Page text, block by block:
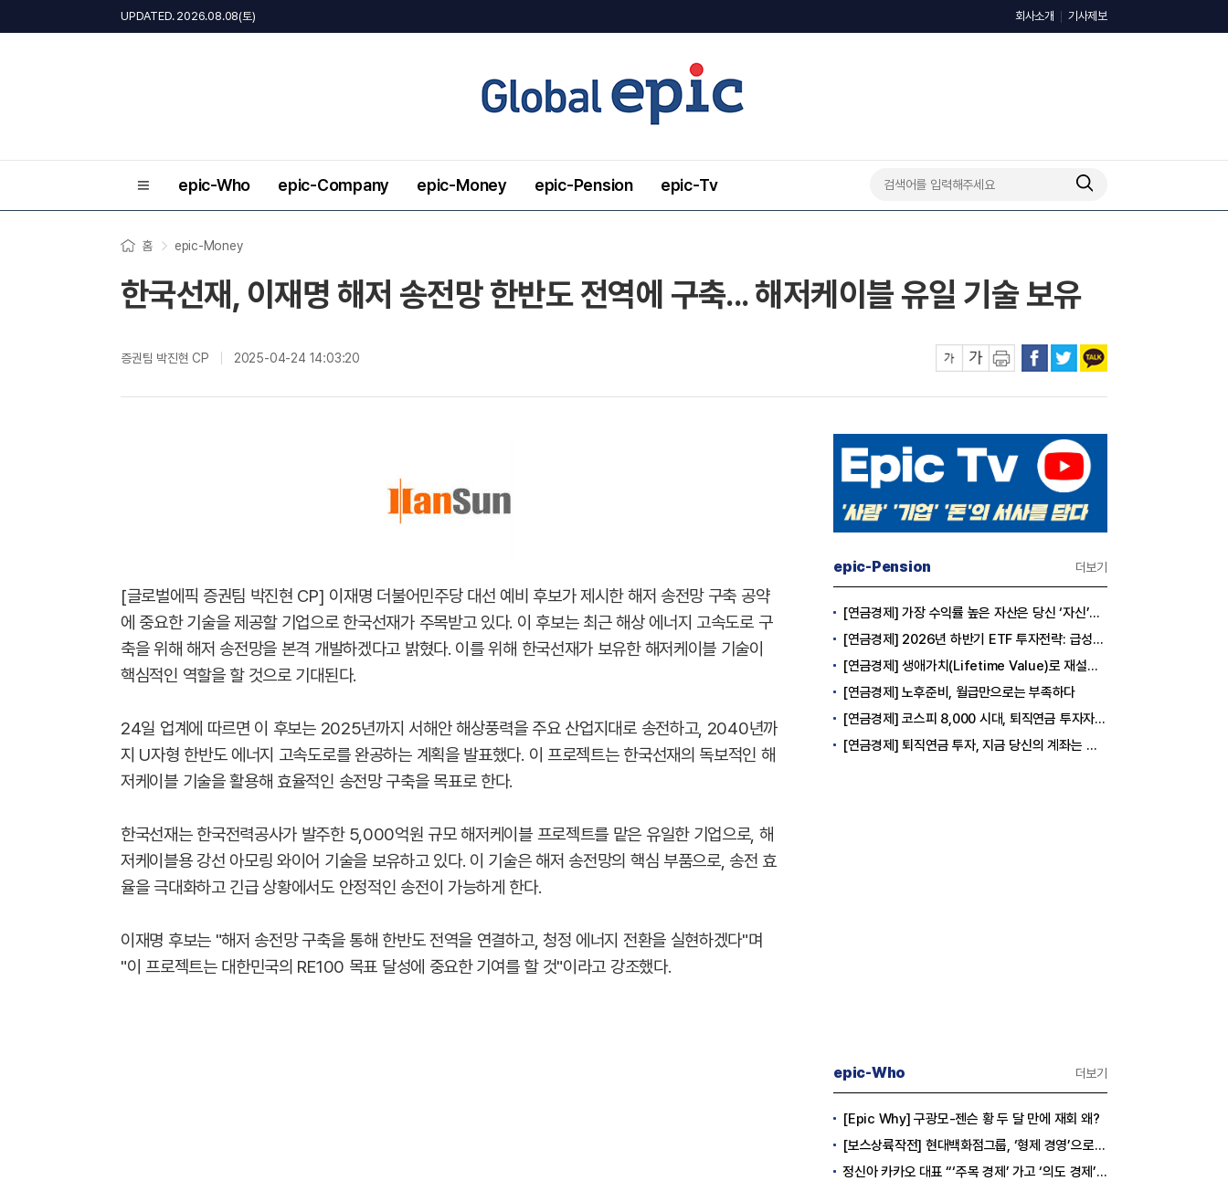
UPDATED. 2026.08.08(토) 회사소개 기사제보
epic-Who epic-Company epic-Money epic-Pension epic-Tv
홈 epic-Money
한국선재, 이재명 해저 송전망 한반도 전역에 구축... 해저케이블 유일 기술 보유
증권팀 박진현 CP 2025-04-24 14:03:20
[글로벌에픽 증권팀 박진현 CP] 이재명 더불어민주당 대선 예비 후보가 제시한 해저 송전망 구축 공약
에 중요한 기술을 제공할 기업으로 한국선재가 주목받고 있다. 이 후보는 최근 해상 에너지 고속도로 구
축을 위해 해저 송전망을 본격 개발하겠다고 밝혔다. 이를 위해 한국선재가 보유한 해저케이블 기술이
핵심적인 역할을 할 것으로 기대된다.
24일 업계에 따르면 이 후보는 2025년까지 서해안 해상풍력을 주요 산업지대로 송전하고, 2040년까
지 U자형 한반도 에너지 고속도로를 완공하는 계획을 발표했다. 이 프로젝트는 한국선재의 독보적인 해
저케이블 기술을 활용해 효율적인 송전망 구축을 목표로 한다.
한국선재는 한국전력공사가 발주한 5,000억원 규모 해저케이블 프로젝트를 맡은 유일한 기업으로, 해
저케이블용 강선 아모링 와이어 기술을 보유하고 있다. 이 기술은 해저 송전망의 핵심 부품으로, 송전 효
율을 극대화하고 긴급 상황에서도 안정적인 송전이 가능하게 한다.
이재명 후보는 "해저 송전망 구축을 통해 한반도 전역을 연결하고, 청정 에너지 전환을 실현하겠다"며
"이 프로젝트는 대한민국의 RE100 목표 달성에 중요한 기여를 할 것"이라고 강조했다.
epic-Pension 더보기
[연금경제] 가장 수익률 높은 자산은 당신 ‘자신’이다
[연금경제] 2026년 하반기 ETF 투자전략: 급성장의 상반기를 접고, 이제 '실적'이 가르는 하반기를 맞다
[연금경제] 생애가치(Lifetime Value)로 재설계하는 은퇴 후 안정적 생활보장과 평생소득 전략
[연금경제] 노후준비, 월급만으로는 부족하다
[연금경제] 코스피 8,000 시대, 퇴직연금 투자자는 왜 지금 FOMO를 경계해야 하는가
[연금경제] 퇴직연금 투자, 지금 당신의 계좌는 어느 편인가?
epic-Who 더보기
[Epic Why] 구광모-젠슨 황 두 달 만에 재회 왜?
[보스상륙작전] 현대백화점그룹, ‘형제 경영’으로 방향 틀었다
정신아 카카오 대표 “‘주목 경제’ 가고 ‘의도 경제’ 왔다”